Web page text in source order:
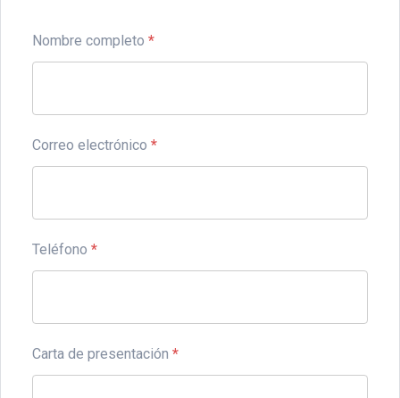
Nombre completo *
Correo electrónico *
Teléfono *
Carta de presentación *